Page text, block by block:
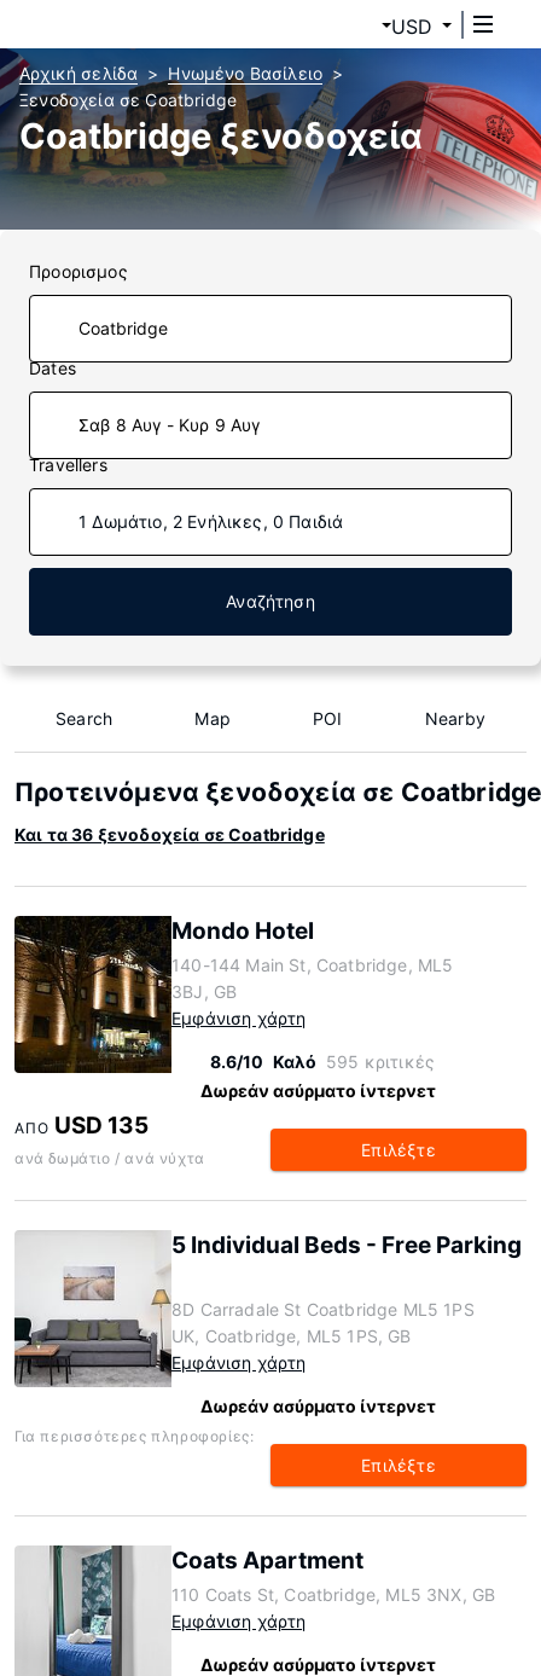
USD
Αρχική σελίδα
Ηνωμένο Βασίλειο
Ξενοδοχεία σε Coatbridge
Coatbridge ξενοδοχεία
Προορισμος
Dates
Σαβ 8 Αυγ - Κυρ 9 Αυγ
Travellers
1 Δωμάτιο, 2 Ενήλικες, 0 Παιδιά
Αναζήτηση
Search Map POI Nearby
Προτεινόμενα ξενοδοχεία σε
Και τα 36 ξενοδοχεία σε Coatbridge
Mondo Hotel
140-144 Main St, Coatbridge, ML5
3BJ, GB
Εμφάνιση χάρτη
8.6/10 Καλό 595 κριτικές
Δωρεάν ασύρματο ίντερνετ
ΑΠΌ USD 135
ανά δωμάτιο / ανά νύχτα Επιλέξτε
5 Individual Beds - Free Parking
8D Carradale St Coatbridge ML5 1PS
UK, Coatbridge, ML5 1PS, GB
Εμφάνιση χάρτη
Δωρεάν ασύρματο ίντερνετ
Για περισσότερες πληροφορίες:
Επιλέξτε
Coats Apartment
110 Coats St, Coatbridge, ML5 3NX, GB
Εμφάνιση χάρτη
Δωρεάν ασύρματο ίντερνετ